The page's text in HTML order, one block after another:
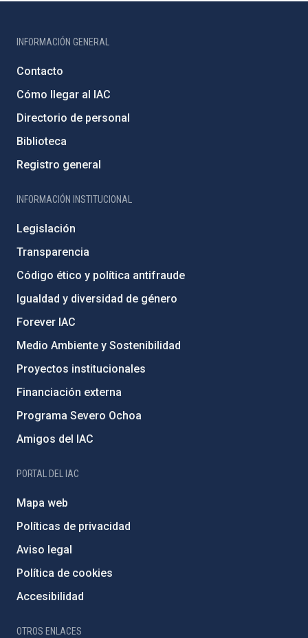
INFORMACIÓN GENERAL
Contacto
Cómo llegar al IAC
Directorio de personal
Biblioteca
Registro general
INFORMACIÓN INSTITUCIONAL
Legislación
Transparencia
Código ético y política antifraude
Igualdad y diversidad de género
Forever IAC
Medio Ambiente y Sostenibilidad
Proyectos institucionales
Financiación externa
Programa Severo Ochoa
Amigos del IAC
PORTAL DEL IAC
Mapa web
Políticas de privacidad
Aviso legal
Política de cookies
Accesibilidad
OTROS ENLACES